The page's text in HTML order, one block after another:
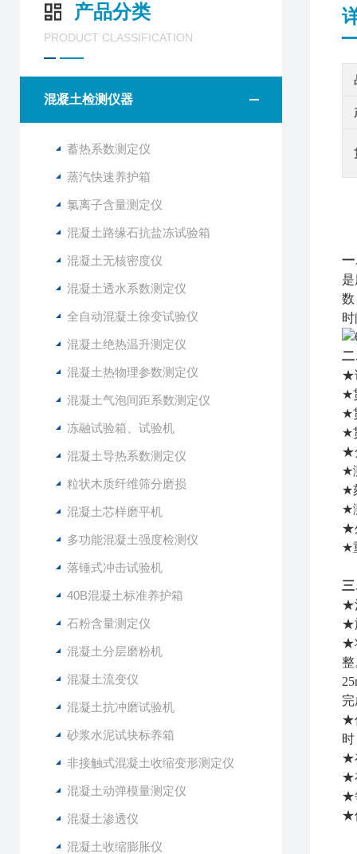
产品分类
PRODUCT CLASSIFICATION
混凝土检测仪器
蓄热系数测定仪
蒸汽快速养护箱
氯离子含量测定仪
混凝土路缘石抗盐冻试验箱
混凝土无核密度仪
混凝土透水系数测定仪
全自动混凝土徐变试验仪
混凝土绝热温升测定仪
混凝土热物理参数测定仪
混凝土气泡间距系数测定仪
冻融试验箱、试验机
混凝土导热系数测定仪
粒状木质纤维筛分磨损
混凝土芯样磨平机
多功能混凝土强度检测仪
落锤式冲击试验机
40B混凝土标准养护箱
石粉含量测定仪
混凝土分层磨粉机
混凝土流变仪
混凝土抗冲磨试验机
砂浆水泥试块标养箱
非接触式混凝土收缩变形测定仪
混凝土动弹模量测定仪
混凝土渗透仪
混凝土收缩膨胀仪
一
数
二
★
★
★
★
★
★
★
★
★
★
三
★
★
★
整
★
★
★
★
★